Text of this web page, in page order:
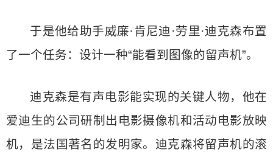
于是他给助手威廉·肯尼迪·劳里·迪克森布置
了一个任务：设计一种“能看到图像的留声机”。
迪克森是有声电影能实现的关键人物，他在
爱迪生的公司研制出电影摄像机和活动电影放映
机，是法国著名的发明家。迪克森将留声机的滚